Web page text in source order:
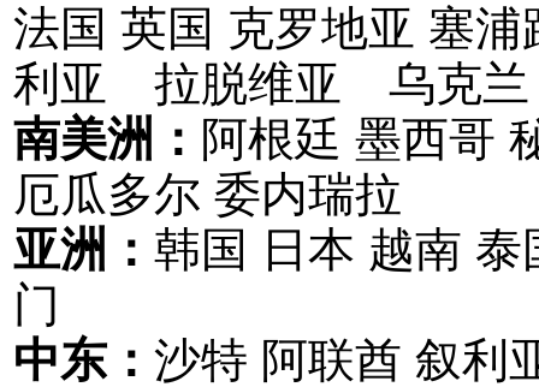
法国 英国 克罗地亚 塞
利亚 拉脱维亚 乌克兰
南美洲： 阿根廷 墨西哥
厄瓜多尔 委内瑞拉
亚洲： 韩国 日本 越南
门
中东： 沙特 阿联酋 叙利